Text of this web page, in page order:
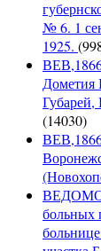
№ 6. 1
1925.
Дометия
Губарей,
(14030)
больных